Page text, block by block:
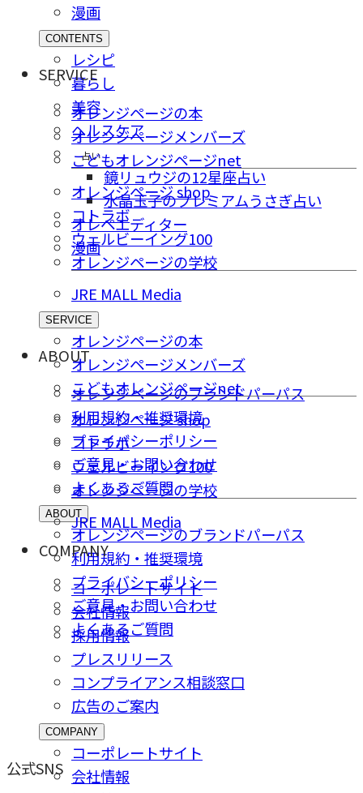
漫画
CONTENTS
レシピ
暮らし
美容
ヘルスケア
占い
鏡リュウジの12星座占い
水晶玉子のプレミアムうさぎ占い
オレペエディター
漫画
SERVICE
オレンジページの本
オレンジページメンバーズ
こどもオレンジページnet
オレンジページ shop
コトラボ
ウェルビーイング100
オレンジページの学校
JRE MALL Media
SERVICE
オレンジページの本
オレンジページメンバーズ
こどもオレンジページnet
オレンジページ shop
コトラボ
ウェルビーイング100
オレンジページの学校
JRE MALL Media
ABOUT
オレンジページのブランドパーパス
利用規約・推奨環境
プライバシーポリシー
ご意⾒・お問い合わせ
よくあるご質問
ABOUT
オレンジページのブランドパーパス
利用規約・推奨環境
プライバシーポリシー
ご意⾒・お問い合わせ
よくあるご質問
COMPANY
コーポレートサイト
会社情報
採⽤情報
プレスリリース
コンプライアンス相談窓⼝
広告のご案内
COMPANY
コーポレートサイト
会社情報
公式SNS